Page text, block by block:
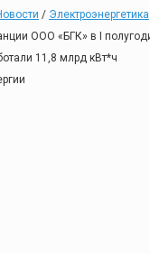
/ Электроэнергетика
ООО «БГК» в I
11,8 млрд кВт*ч